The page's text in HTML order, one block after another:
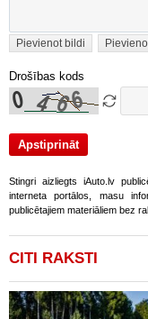
Pievienot bildi
Drošības kods
Stingri aizliegts iAuto.lv
interneta portālos, masu
publicētajiem materiāliem bez
CITI RAKSTI